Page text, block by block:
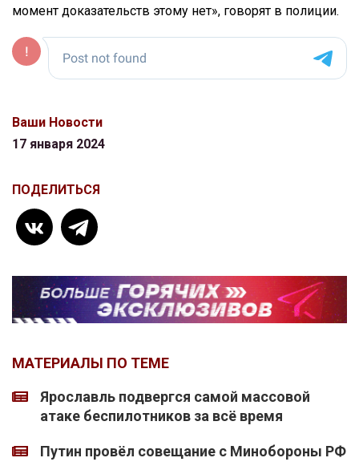
момент доказательств этому нет», говорят в полиции.
Ваши Новости
17 января 2024
ПОДЕЛИТЬСЯ
МАТЕРИАЛЫ ПО ТЕМЕ
Ярославль подвергся самой массовой
атаке беспилотников за всё время
Путин провёл совещание с Минобороны РФ